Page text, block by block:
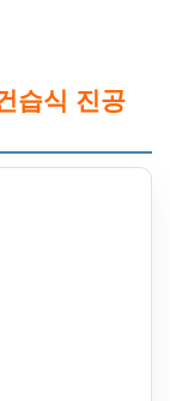
습식 진공